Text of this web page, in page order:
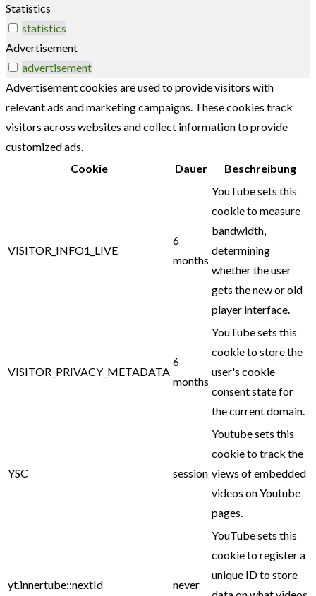
Statistics
statistics
Advertisement
advertisement
Advertisement cookies are used to provide visitors with
relevant ads and marketing campaigns. These cookies track
visitors across websites and collect information to provide
customized ads.
Cookie
Dauer Beschreibung
VISITOR_INFO1_LIVE
6
months
YouTube sets this
cookie to measure
bandwidth,
determining
whether the user
gets the new or old
player interface.
VISITOR_PRIVACY_METADATA
6
months
YouTube sets this
cookie to store the
user's cookie
consent state for
the current domain.
YSC session
Youtube sets this
cookie to track the
views of embedded
videos on Youtube
pages.
yt.innertube::nextId never
YouTube sets this
cookie to register a
unique ID to store